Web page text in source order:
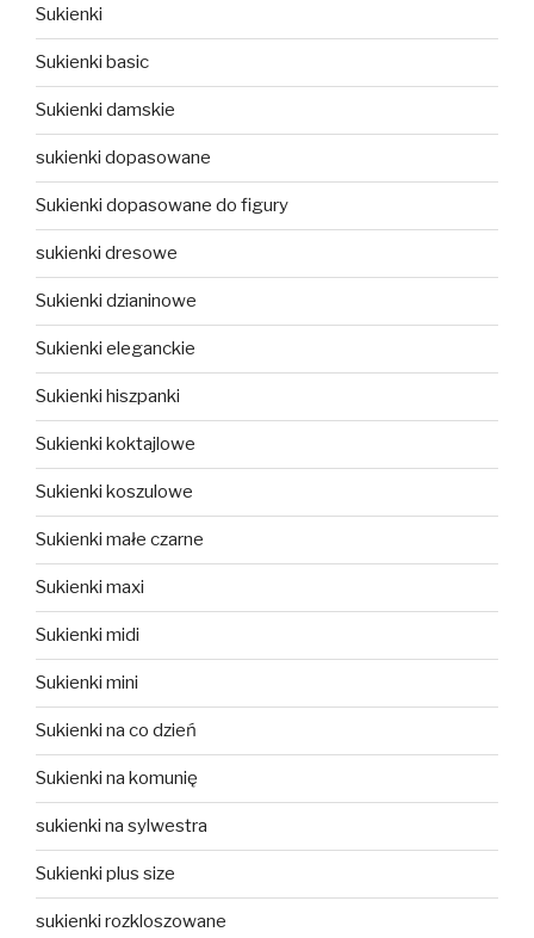
Sukienki
Sukienki basic
Sukienki damskie
sukienki dopasowane
Sukienki dopasowane do figury
sukienki dresowe
Sukienki dzianinowe
Sukienki eleganckie
Sukienki hiszpanki
Sukienki koktajlowe
Sukienki koszulowe
Sukienki małe czarne
Sukienki maxi
Sukienki midi
Sukienki mini
Sukienki na co dzień
Sukienki na komunię
sukienki na sylwestra
Sukienki plus size
sukienki rozkloszowane